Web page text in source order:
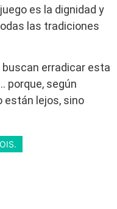
es la dignidad y
las tradiciones
erradicar esta
porque, según
están lejos, sino